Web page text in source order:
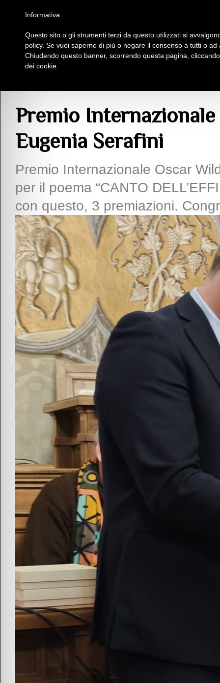
Insieme Per La Cultura
Premio
Eugenia Serafini
Premio Internazionale Oscar
per il poema “CANTO
con questo, 3 premiazioni.
Informativa
Questo sito o gli strumenti terzi da questo utilizzati si
policy. Se vuoi saperne di più o negare il consenso a tutti o
Chiudendo questo banner, scorrendo questa pagina,
dei cookie.